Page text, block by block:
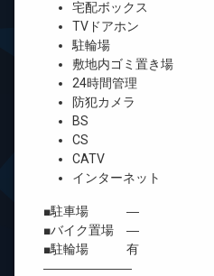
宅配ボックス
TVドアホン
駐輪場
敷地内ゴミ置き場
24時間管理
防犯カメラ
BS
CS
CATV
インターネット
■駐車場 ―
■バイク置場 ―
■駐輪場 有
―――――――